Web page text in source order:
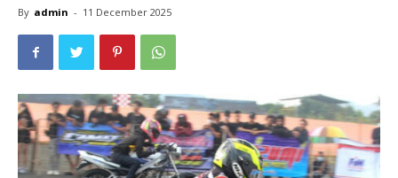
By admin - 11 December 2025